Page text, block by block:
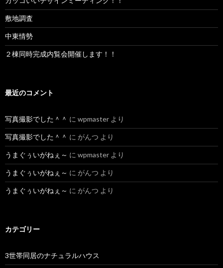
敷地調査
中東情勢
２棟同時完成内覧会開催します！！
最近のコメント
写真撮影でした＾＾ に wpmaster より
写真撮影でした＾＾ に がんつ より
うまぐぅいがねぇ～ に wpmaster より
うまぐぅいがねぇ～ に がんつ より
うまぐぅいがねぇ～ に がんつ より
カテゴリー
3世帯同居のナチュラルハウス